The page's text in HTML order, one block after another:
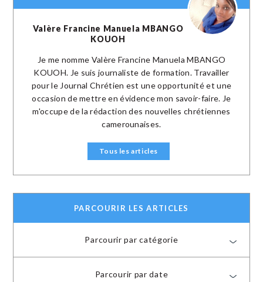
Valère Francine Manuela MBANGO
KOUOH
Je me nomme Valère Francine Manuela MBANGO
KOUOH. Je suis journaliste de formation. Travailler
pour le Journal Chrétien est une opportunité et une
occasion de mettre en évidence mon savoir-faire. Je
m'occupe de la rédaction des nouvelles chrétiennes
camerounaises.
Tous les articles
PARCOURIR LES ARTICLES
Parcourir par catégorie
Parcourir par date